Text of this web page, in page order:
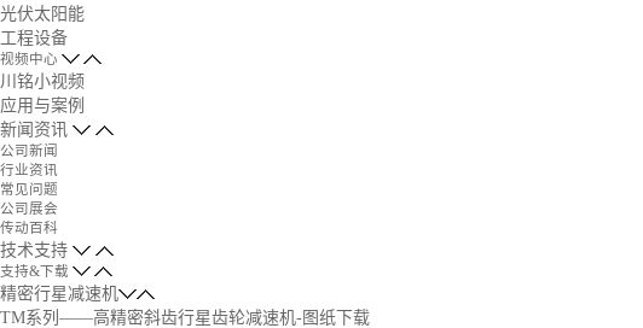
光伏太阳能
工程设备
视频中心
川铭小视频
应用与案例
新闻资讯
公司新闻
行业资讯
常见问题
公司展会
传动百科
技术支持
支持&下载
精密行星减速机
TM系列——高精密斜齿行星齿轮减速机-图纸下载